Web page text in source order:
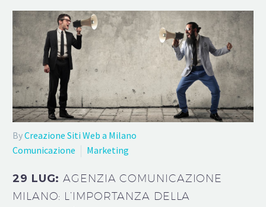
ByCreazione Siti Web a Milano
Comunicazione
Marketing
29 LUG:AGENZIA COMUNICAZIONE
MILANO: L’IMPORTANZA DELLA